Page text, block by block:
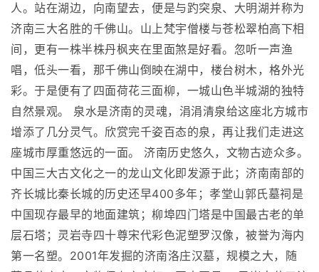
人。站在湖边，向南望去，便是与趵突泉、大明湖并称为
济南三大名胜的千佛山。山上梵宇僧楼与苍松翠柏高下相
间，更有一株半株丹枫夹在里面煞是好看。忽听一声渔
唱，低头一看，那千佛山倒映在湖中，楼台树木，格外光
彩。于是便有了四面荷花三面柳，一城山色半城湖的独特
自然景观。 泉水是济南的灵魂，涓涓清泉给这座北方城市
增添了几分灵气。欣赏完千姿百态的泉，再让我们走进这
座城市厚重悠远的一面。 济南历史悠久，文物古迹众多。
中国三大古文化之一的龙山文化即发源于此；济南南部的
齐长城比秦长城的历史还早400多年；孝堂山郭氏墓祠是
中国现存最早的地面建筑；柳埠四门塔是中国最古老的单
层石塔；灵岩寺四十尊宋代彩色泥塑罗汉像，被誉为海内
第一名塑。2001年发掘的济南洛庄汉墓，规模之大，随